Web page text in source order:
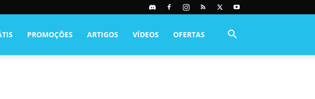
PROMOÇÕES ARTIGOS VÍDEOS OFERTAS